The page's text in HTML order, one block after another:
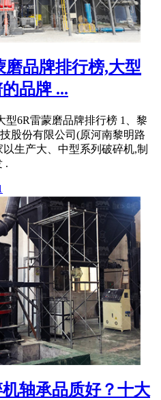
磨品牌排行榜,大型
品牌 ...
型6R雷蒙磨品牌排行榜 1、黎
股份有限公司(原河南黎明路
生产大、中型系列破碎机,制
.
轴承品质好？十大